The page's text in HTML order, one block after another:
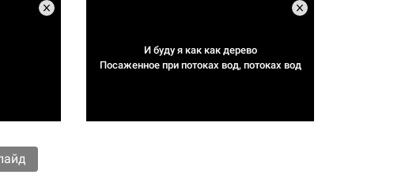
И буду я как как дерево
Посаженное при потоках вод, потоках вод